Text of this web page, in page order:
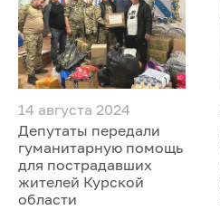
14 августа 2024
Депутаты передали
гуманитарную помощь
для пострадавших
жителей Курской
области